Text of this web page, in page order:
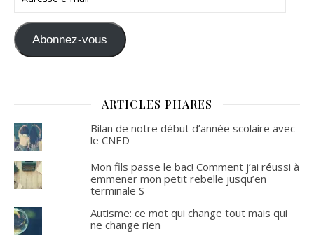
Abonnez-vous
ARTICLES PHARES
Bilan de notre début d’année scolaire avec
le CNED
Mon fils passe le bac! Comment j’ai réussi à
emmener mon petit rebelle jusqu’en
terminale S
Autisme: ce mot qui change tout mais qui
ne change rien